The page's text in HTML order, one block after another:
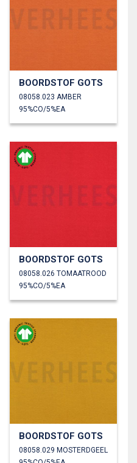
BOORDSTOF GOTS
08058.023 AMBER
95%CO/5%EA
BOORDSTOF GOTS
08058.026 TOMAATROOD
95%CO/5%EA
BOORDSTOF GOTS
08058.029 MOSTERDGEEL